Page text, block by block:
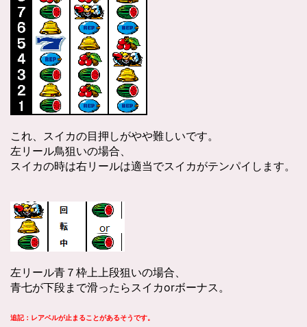
これ、スイカの目押しがやや難しいです。
左リール鳥狙いの場合、
スイカの時は右リールは適当でスイカがテンパイします。
左リール青７枠上上段狙いの場合、
青七が下段まで滑ったらスイカorボーナス。
追記：レアベルが止まることがあるそうです。